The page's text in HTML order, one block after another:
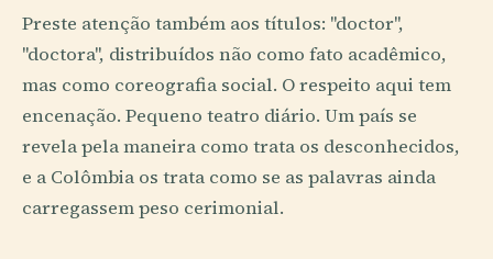
Preste atenção também aos títulos: "doctor",
"doctora", distribuídos não como fato acadêmico,
mas como coreografia social. O respeito aqui tem
encenação. Pequeno teatro diário. Um país se
revela pela maneira como trata os desconhecidos,
e a Colômbia os trata como se as palavras ainda
carregassem peso cerimonial.